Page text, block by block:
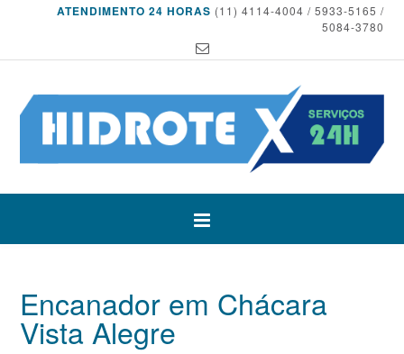
ATENDIMENTO 24 HORAS (11) 4114-4004 / 5933-5165 /
5084-3780
Encanador em Chácara
Vista Alegre